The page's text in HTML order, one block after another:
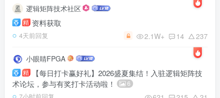
逻辑矩阵技术社区
精 资料获取
4天前回复 2.1W+ 14 237
小眼睛FPGA
精
【每日打卡赢好礼】2026盛夏集结！入驻逻辑矩阵技
术论坛，参与有奖打卡活动啦！
6